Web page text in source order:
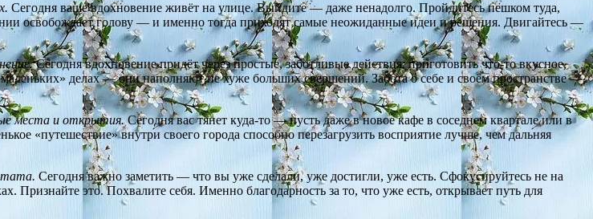
Сегодня ваше вдохновение живёт на улице. Выйдите — даже ненадолго. Пройдитесь пешком туда,
освобождает голову — и именно тогда приходят самые неожиданные идеи и решения. Двигайтесь —
Сегодня вдохновение придёт через простые, заботливые действия: приготовить что-то вкусное,
делах — они наполняют не хуже больших свершений. Забота о себе и своём пространстве —
места и открытия.Сегодня вас тянет куда-то — пусть даже в новое кафе в соседнем квартале или в
«путешествие» внутри своего города способно перезагрузить восприятие лучше, чем дальняя
Сегодня важно заметить — что вы уже сделали, уже достигли, уже есть. Сфокусируйтесь не на
это. Похвалите себя. Именно благодарность за то, что уже есть, открывает путь для